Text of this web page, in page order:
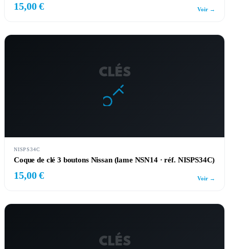
15,00 € Voir →
CLÉS
NISPS34C
Coque de clé 3 boutons Nissan (lame NSN14 · réf. NISPS34C)
15,00 € Voir →
CLÉS